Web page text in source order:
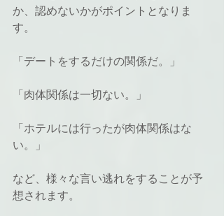
か、認めないかがポイントとなりま
す。
「デートをするだけの関係だ。」
「肉体関係は一切ない。」
「ホテルには行ったが肉体関係はな
い。」
など、様々な言い逃れをすることが予
想されます。